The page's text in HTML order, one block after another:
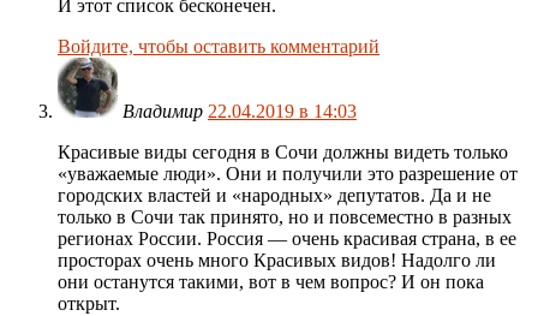
И этот список бесконечен.
Войдите, чтобы оставить комментарий
Владимир 22.04.2019 в 14:03
Красивые виды сегодня в Сочи должны видеть только
«уважаемые люди». Они и получили это разрешение от
городских властей и «народных» депутатов. Да и не
только в Сочи так принято, но и повсеместно в разных
регионах России. Россия — очень красивая страна, в ее
просторах очень много Красивых видов! Надолго ли
они останутся такими, вот в чем вопрос? И он пока
открыт.